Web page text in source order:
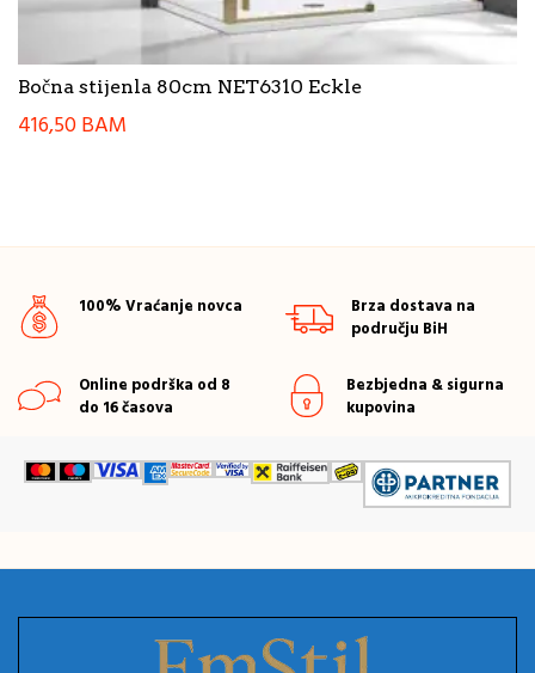
Bočna stijenla 80cm NET6310 Eckle
416,50BAM
100% Vraćanje novca
Brza dostava na
području BiH
Online podrška od 8
do 16 časova
Bezbjedna & sigurna
kupovina